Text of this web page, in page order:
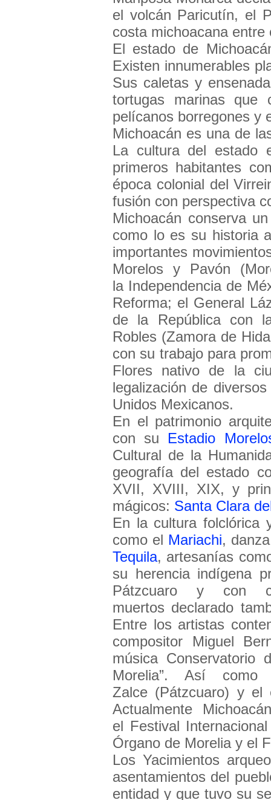
el volcán Paricutín, el
costa michoacana
El estado de
Existen innumerables
Sus caletas y
tortugas marinas
pelícanos borregones y
Michoacán es una de
La cultura del estado
primeros habitantes
época colonial del
fusión con perspectiva
Michoacán conserva
como lo es su historia
importantes
Morelos y Pavón
la Independencia de
Reforma; el General
de la República con
Robles (Zamora de
con su trabajo para
Flores nativo de la
legalización de
Unidos Mexicanos.
En el patrimonio
con su Estadio
Cultural de la
geografía del estado
XVII, XVIII, XIX, y
mágicos: Santa Clara
En la cultura folclórica
como el Mariachi,
Tequila, artesanías
su herencia indígena
Pátzcuaro y con
muertos declarado
Entre los artistas
compositor Miguel
música
Morelia”. Así
Zalce (Pátzcuaro) y el
Actualmente
el Festival
Órgano de Morelia y el
Los Yacimientos
asentamientos del
entidad y que tuvo su